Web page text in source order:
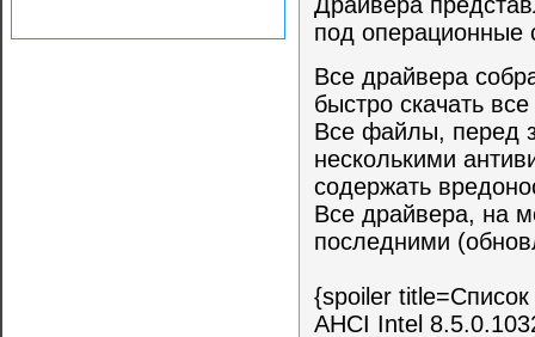
под операционные
Все драйвера
быстро скачать
Все файлы, перед
несколькими
содержать
Все драйвера, на
последними
{spoiler
AHCI Intel